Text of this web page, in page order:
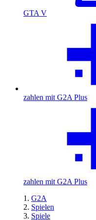
GTA V
zahlen mit G2A Plus
zahlen mit G2A Plus
G2A
Spielen
Spiele